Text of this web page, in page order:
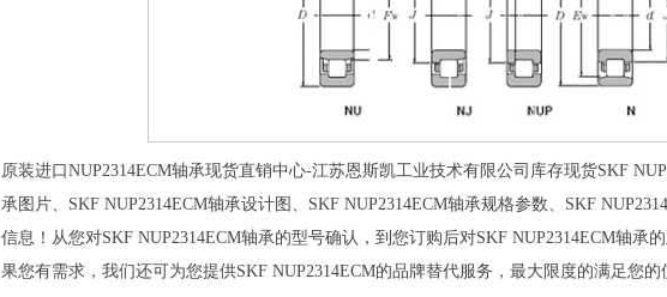
原装进口NUP2314ECM轴承现货直销中心-江苏恩斯凯工业技术有限公司库存现货SKF
承图片、SKF NUP2314ECM轴承设计图、SKF NUP2314ECM轴承规格参数、SKF
信息！从您对SKF NUP2314ECM轴承的型号确认，到您订购后对SKF NUP2314ECM轴承
果您有需求，我们还可为您提供SKF NUP2314ECM的品牌替代服务，最大限度的满足您的